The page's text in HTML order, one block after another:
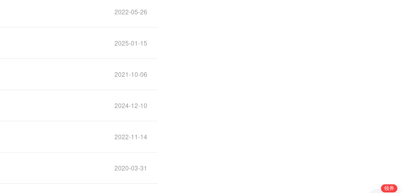
2022-05-26
2025-01-15
2021-10-06
2024-12-10
2022-11-14
2020-03-31
领券